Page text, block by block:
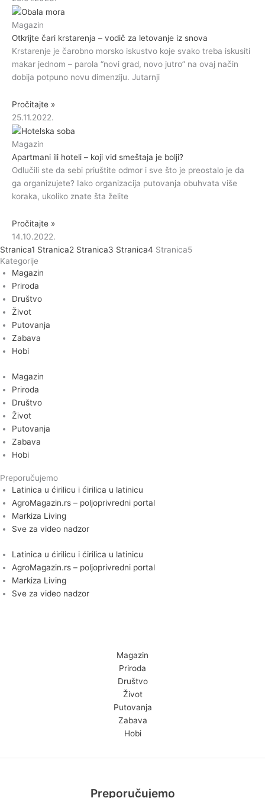
Magazin
Otkrijte čari krstarenja – vodič za letovanje iz snova
Krstarenje je čarobno morsko iskustvo koje svako treba iskusiti
makar jednom – parola “novi grad, novo jutro” na ovaj način
dobija potpuno novu dimenziju. Jutarnji
Pročitajte »
25.11.2022.
Magazin
Apartmani ili hoteli – koji vid smeštaja je bolji?
Odlučili ste da sebi priuštite odmor i sve što je preostalo je da
ga organizujete? Iako organizacija putovanja obuhvata više
koraka, ukoliko znate šta želite
Pročitajte »
14.10.2022.
Stranica1 Stranica2 Stranica3 Stranica4 Stranica5
Kategorije
Magazin
Priroda
Društvo
Život
Putovanja
Zabava
Hobi
Magazin
Priroda
Društvo
Život
Putovanja
Zabava
Hobi
Preporučujemo
Latinica u ćirilicu i ćirilica u latinicu
AgroMagazin.rs – poljoprivredni portal
Markiza Living
Sve za video nadzor
Latinica u ćirilicu i ćirilica u latinicu
AgroMagazin.rs – poljoprivredni portal
Markiza Living
Sve za video nadzor
Magazin
Priroda
Društvo
Život
Putovanja
Zabava
Hobi
Preporučujemo